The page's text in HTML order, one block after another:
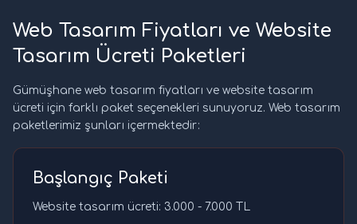
Web Tasarım Fiyatları ve Website
Tasarım Ücreti Paketleri
Gümüşhane web tasarım fiyatları ve website tasarım
ücreti için farklı paket seçenekleri sunuyoruz. Web tasarım
paketlerimiz şunları içermektedir:
Başlangıç Paketi
Website tasarım ücreti: 3.000 - 7.000 TL